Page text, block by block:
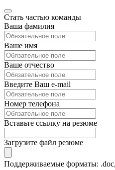
Стать частью команды
Ваша фамилия
Ваше имя
Ваше отчество
Введите Ваш e-mail
Номер телефона
Вставьте ссылку на резюме
Загрузите файл резюме
Поддерживаемые форматы: